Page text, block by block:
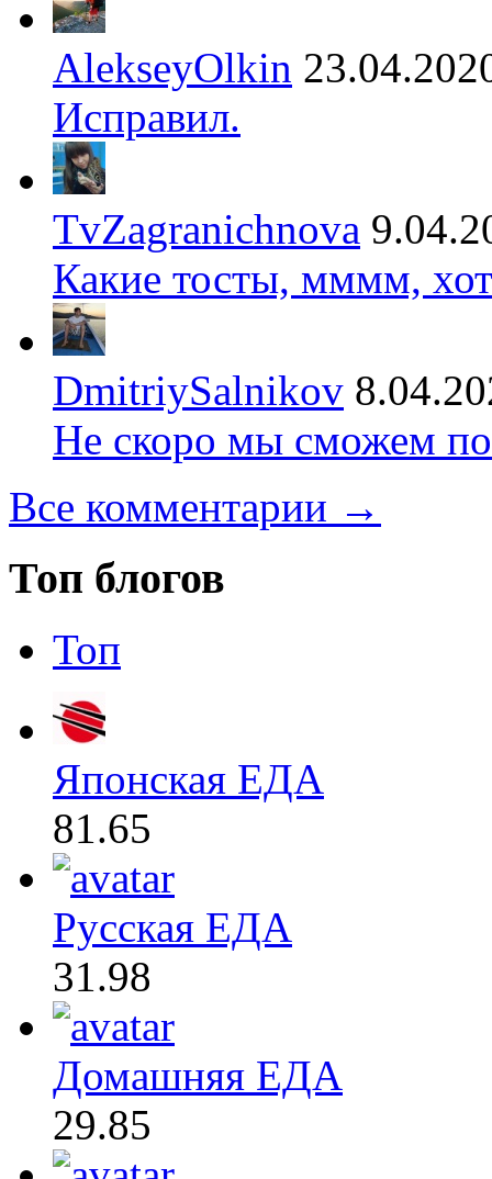
AlekseyOlkin
Исправил.
TvZagranichnova
Какие тосты, мммм,
DmitriySalnikov
Не скоро мы сможем
Все комментарии →
Топ блогов
Топ
Японская ЕДА
81.65
Русская ЕДА
31.98
Домашняя ЕДА
29.85